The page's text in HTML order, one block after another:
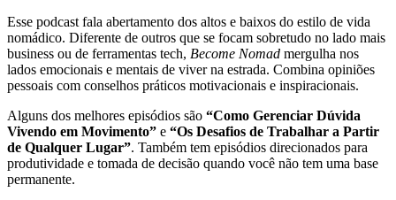
Esse podcast fala abertamento dos altos e baixos do estilo de vida
nomádico. Diferente de outros que se focam sobretudo no lado mais
business ou de ferramentas tech, Become Nomad mergulha nos
lados emocionais e mentais de viver na estrada. Combina opiniões
pessoais com conselhos práticos motivacionais e inspiracionais.
Alguns dos melhores episódios são “Como Gerenciar Dúvida
Vivendo em Movimento” e “Os Desafios de Trabalhar a Partir
de Qualquer Lugar”. Também tem episódios direcionados para
produtividade e tomada de decisão quando você não tem uma base
permanente.